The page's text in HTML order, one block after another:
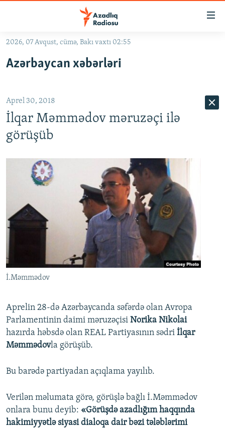
Əsas
qayıt
qayıt
Axtarışa
#ƏSLINDƏ
FƏRQƏ BAX
QANUNI DOĞRU
ARAŞDIRMA
MULTIMEDIA
FOTOQALEREYA
OXU ZALI
AZƏRBAYCAN ƏDƏBIYYATI KITABXANASI
İSLAM VƏ DEMOKRATIYA
HAQQIMIZDA
PEŞƏ ETIKASI VƏ JURNALISTIKA STANDARTLARIMIZ
BIZIMLƏ ƏLAQƏ
XƏBƏR BÜLLETENLƏRIMIZ
2026, 07 Avqust, cümə, Bakı vaxtı 02:55
Azərbaycan xəbərləri
Aprel 30, 2018
İlqar Məmmədov məruzəçi ilə
görüşüb
İ.Məmmədov
Aprelin 28-də Azərbaycanda səfərdə olan Avropa
Parlamentinin daimi məruzəçisi Norika Nikolai
hazırda həbsdə olan REAL Partiyasının sədri İlqar
Məmmədovla görüşüb.
Bu barədə partiyadan açıqlama yayılıb.
Verilən məlumata görə, görüşlə bağlı İ.Məmmədov
onlara bunu deyib: «Görüşdə azadlığım haqqında
hakimiyyətlə siyasi dialoqa dair bəzi tələblərimi